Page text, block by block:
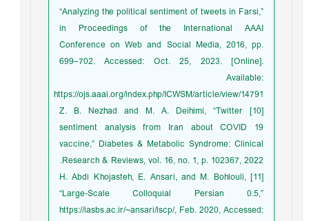
“Analyzing the political sentiment of tweets in Farsi,”
in Proceedings of the International AAAI
Conference on Web and Social Media, 2016, pp.
699–702. Accessed: Oct. 25, 2023. [Online].
Available:
https://ojs.aaai.org/index.php/ICWSM/article/view/14791
[10] Z. B. Nezhad and M. A. Deihimi, “Twitter
sentiment analysis from Iran about COVID 19
vaccine,” Diabetes & Metabolic Syndrome: Clinical
Research & Reviews, vol. 16, no. 1, p. 102367, 2022.
[11] H. Abdi Khojasteh, E. Ansari, and M. Bohlouli,
“Large-Scale Colloquial Persian 0.5,”
https://iasbs.ac.ir/~ansari/lscp/, Feb. 2020, Accessed: